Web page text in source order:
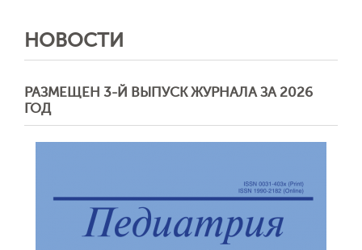
НОВОСТИ
РАЗМЕЩЕН 3-Й ВЫПУСК ЖУРНАЛА ЗА 2026
ГОД